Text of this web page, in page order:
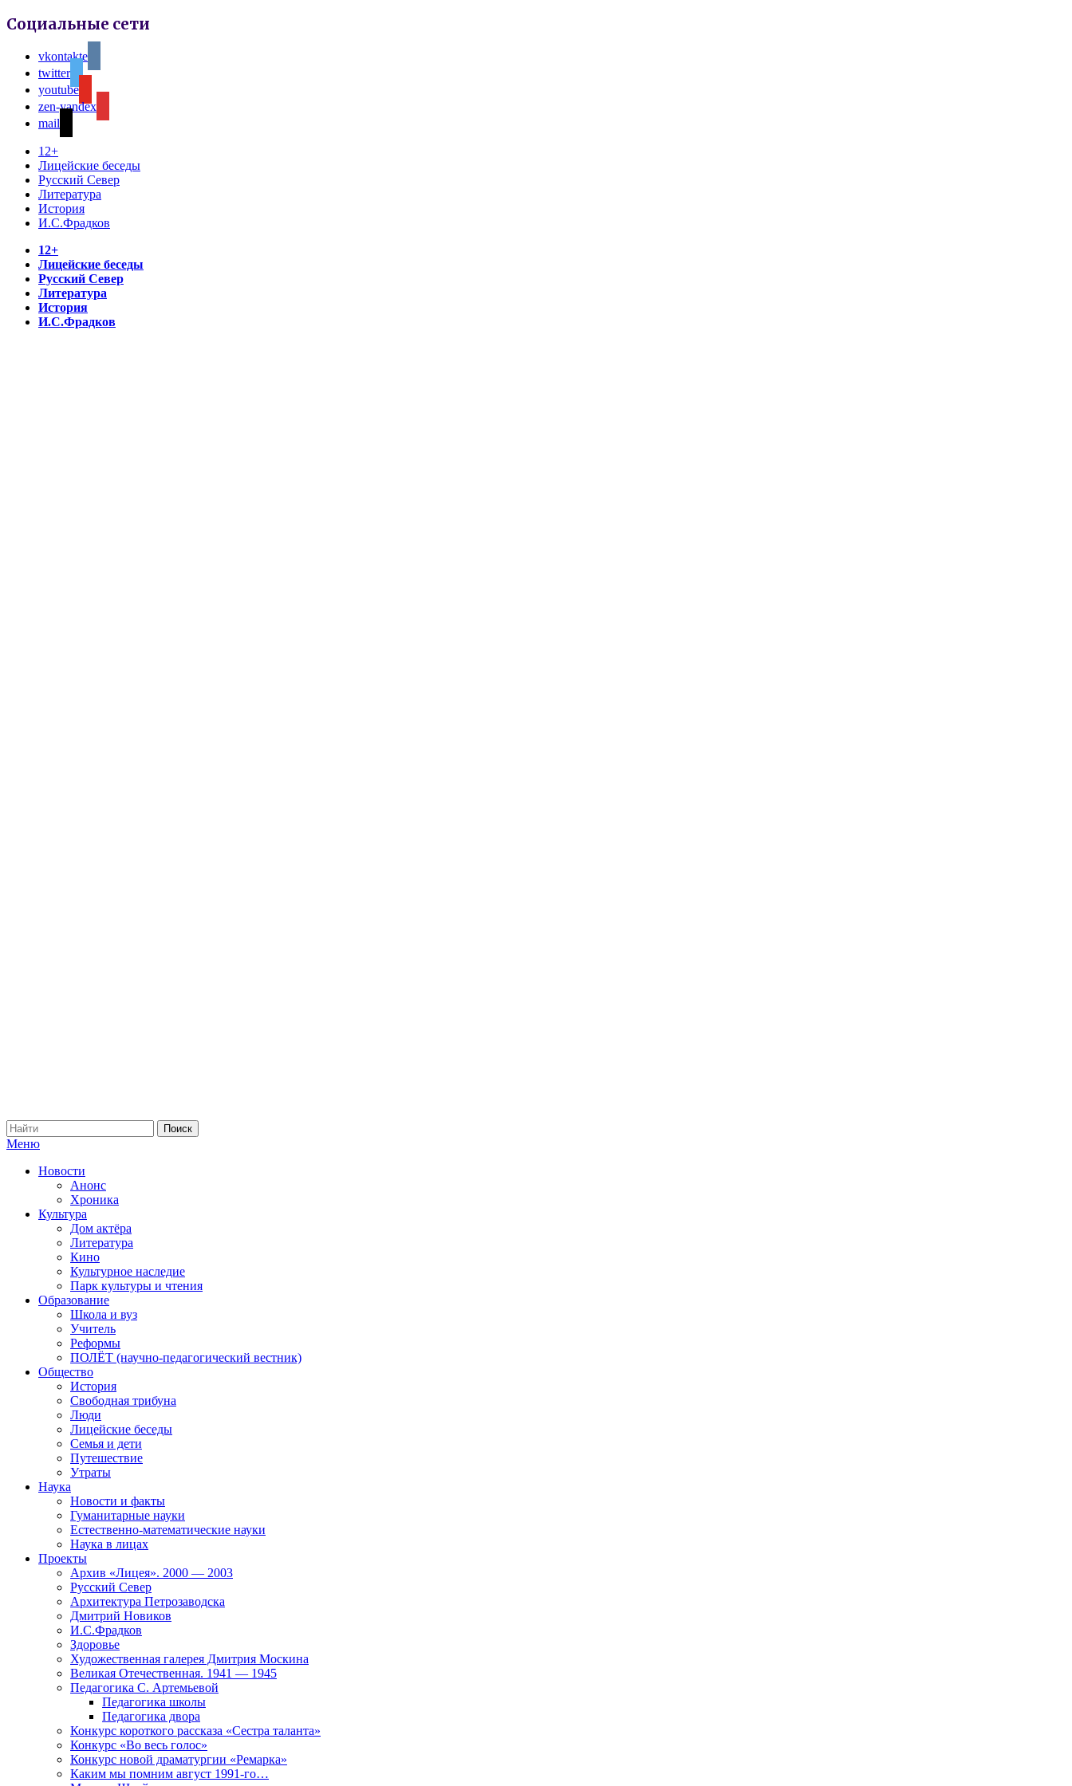
Социальные сети
vkontakte
twitter
youtube
zen-yandex
mail
12+
Лицейские беседы
Русский Север
Литература
История
И.С.Фрадков
12+
Лицейские беседы
Русский Север
Литература
История
И.С.Фрадков
Меню
Новости
Анонс
Хроника
Культура
Дом актёра
Литература
Кино
Культурное наследие
Парк культуры и чтения
Образование
Школа и вуз
Учитель
Реформы
ПОЛЁТ (научно-педагогический вестник)
Общество
История
Свободная трибуна
Люди
Лицейские беседы
Семья и дети
Путешествие
Утраты
Наука
Новости и факты
Гуманитарные науки
Естественно-математические науки
Наука в лицах
Проекты
Архив «Лицея». 2000 — 2003
Русский Север
Архитектура Петрозаводска
Дмитрий Новиков
И.С.Фрадков
Здоровье
Художественная галерея Дмитрия Москина
Великая Отечественная. 1941 — 1945
Педагогика С. Артемьевой
Педагогика школы
Педагогика двора
Конкурс короткого рассказа «Сестра таланта»
Конкурс «Во весь голос»
Конкурс новой драматургии «Ремарка»
Каким мы помним август 1991-го…